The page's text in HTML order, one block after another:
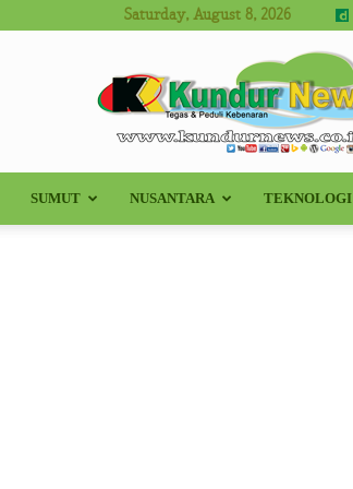
Saturday, August 8, 2026
Kundur
SUMUT NUSANTARA TEKNOLOGI